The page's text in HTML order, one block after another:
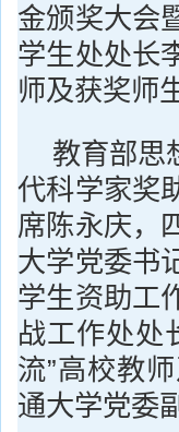
金颁奖大会
学生处处长
师及获奖师
教育部思
代科学家奖
席陈永庆，
大学党委书
学生资助工
战工作处处
流”高校教
通大学党委